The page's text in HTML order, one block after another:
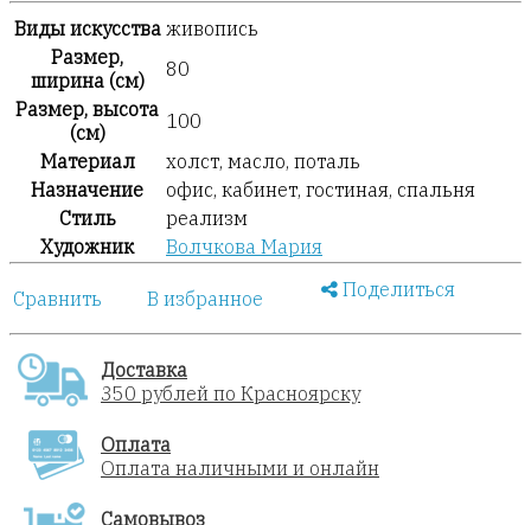
Виды искусства живопись
Размер,
ширина (см)
80
Размер, высота
(см)
100
Материал
холст, масло, поталь
Назначение
офис, кабинет, гостиная, спальня
Стиль
реализм
Художник
Волчкова Мария
Сравнить В избранное Поделиться
Доставка
350 рублей по Красноярску
Оплата
Оплата наличными и онлайн
Самовывоз